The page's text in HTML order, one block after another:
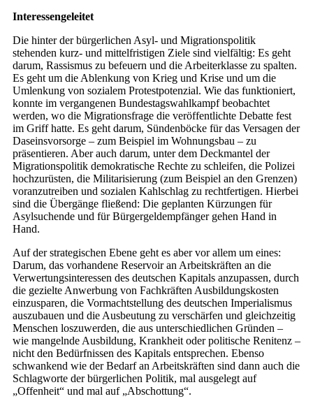
Inte­ressengeleitet
Die hinter der bürgerlichen Asyl- und Migrationspolitik
stehenden kurz- und mittelfristigen Ziele sind vielfältig: Es geht
darum, Rassismus zu befeuern und die Arbeiterklasse zu spalten.
Es geht um die Ablenkung von Krieg und Krise und um die
Umlenkung von sozialem Protestpotenzial. Wie das funktioniert,
konnte im vergangenen Bundestagswahlkampf beobachtet
werden, wo die Migrationsfrage die veröffentlichte Debatte fest
im Griff hatte. Es geht darum, Sündenböcke für das Versagen der
Daseinsvorsorge – zum Beispiel im Wohnungsbau – zu
präsentieren. Aber auch darum, unter dem Deckmantel der
Migrationspolitik demokratische Rechte zu schleifen, die Polizei
hochzurüsten, die Militarisierung (zum Beispiel an den Grenzen)
voranzutreiben und sozialen Kahlschlag zu rechtfertigen. Hierbei
sind die Übergänge fließend: Die geplanten Kürzungen für
Asylsuchende und für Bürgergeldempfänger gehen Hand in
Hand.
Auf der strategischen Ebene geht es aber vor allem um eines:
Darum, das vorhandene Reservoir an Arbeitskräften an die
Verwertungsinteressen des deutschen Kapitals anzupassen, durch
die gezielte Anwerbung von Fachkräften Ausbildungskosten
einzusparen, die Vormachtstellung des deutschen Imperialismus
auszubauen und die Ausbeutung zu verschärfen und gleichzeitig
Menschen loszuwerden, die aus unterschiedlichen Gründen –
wie mangelnde Ausbildung, Krankheit oder politische Renitenz –
nicht den Bedürfnissen des Kapitals entsprechen. Ebenso
schwankend wie der Bedarf an Arbeitskräften sind dann auch die
Schlagworte der bürgerlichen Politik, mal ausgelegt auf
„Offenheit“ und mal auf „Abschottung“.